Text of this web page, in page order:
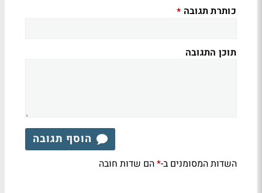
כותרת תגובה *
תוכן התגובה
הוסף תגובה
השדות המסומנים ב-*הם שדות חובה